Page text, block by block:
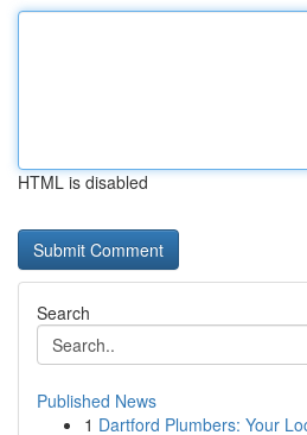
HTML is disabled
Search
Published News
1 Dartford Plumbers: Your